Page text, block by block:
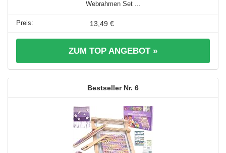
Webrahmen Set ...
13,49 €
ZUM TOP ANGEBOT »
6